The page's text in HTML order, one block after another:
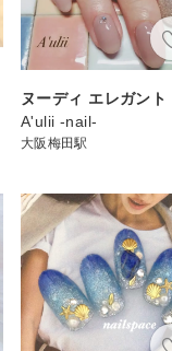
ヌーディ エレガント
A'ulii -nail-
大阪梅田駅